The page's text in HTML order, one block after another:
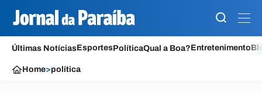
Últimas NotíciasEsportesPolíticaQual a Boa?Entretenimento
Home>política